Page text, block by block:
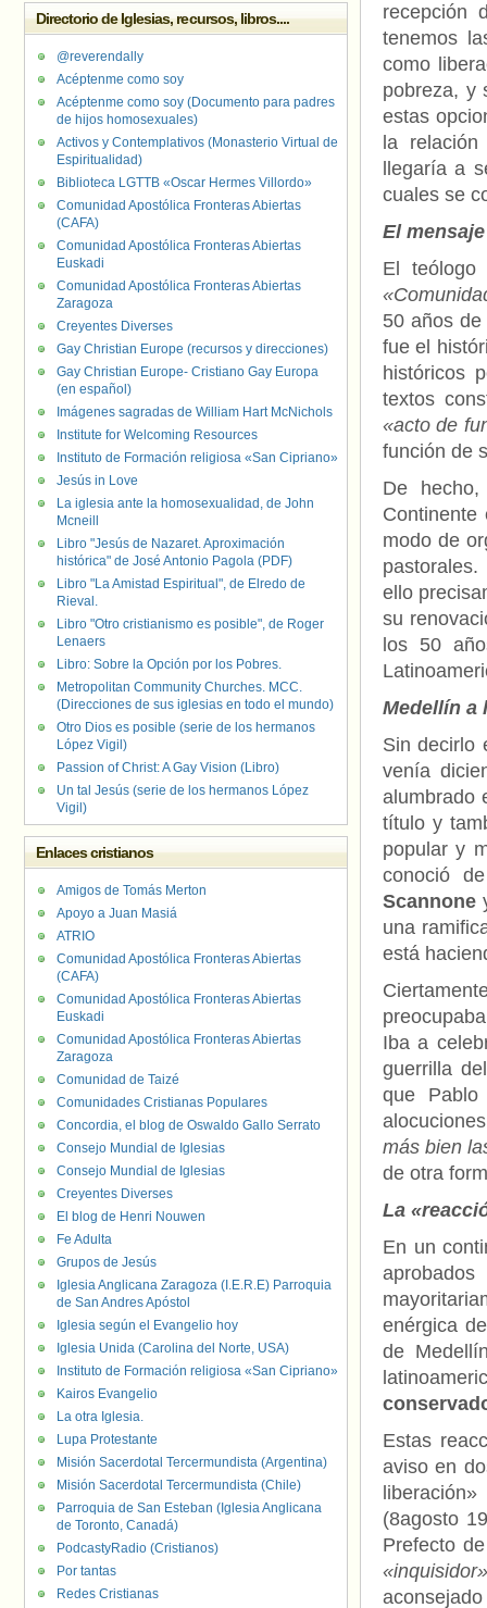
recepción
tenemos
como
pobreza, y
estas
la
llegaría a
cuales se
El
El
50 años
fue el
históricos
textos
«acto de
función de
De
modo de
pastorales.
ello
su
los 50
Medellín a
Sin decirlo
venía
alumbrado
título y
popular y
conoció
Scannone
una
está
Iba a
guerrilla
que
más bien
de otra
La
En un
enérgica
de
Estas
aviso en
(8agosto
Prefecto
«inquisidor»
Directorio de Iglesias, recursos, libros....
@reverendally
Acéptenme como soy
Acéptenme como soy (Documento para padres
de hijos homosexuales)
Activos y Contemplativos (Monasterio Virtual de
Espiritualidad)
Biblioteca LGTTB «Oscar Hermes Villordo»
Comunidad Apostólica Fronteras Abiertas
(CAFA)
Comunidad Apostólica Fronteras Abiertas
Euskadi
Comunidad Apostólica Fronteras Abiertas
Zaragoza
Creyentes Diverses
Gay Christian Europe (recursos y direcciones)
Gay Christian Europe- Cristiano Gay Europa
(en español)
Imágenes sagradas de William Hart McNichols
Institute for Welcoming Resources
Instituto de Formación religiosa «San Cipriano»
Jesús in Love
La iglesia ante la homosexualidad, de John
Mcneill
Libro "Jesús de Nazaret. Aproximación
histórica" de José Antonio Pagola (PDF)
Libro "La Amistad Espiritual", de Elredo de
Rieval.
Libro "Otro cristianismo es posible", de Roger
Lenaers
Libro: Sobre la Opción por los Pobres.
Metropolitan Community Churches. MCC.
(Direcciones de sus iglesias en todo el mundo)
Otro Dios es posible (serie de los hermanos
López Vigil)
Passion of Christ: A Gay Vision (Libro)
Un tal Jesús (serie de los hermanos López
Vigil)
Enlaces cristianos
Amigos de Tomás Merton
Apoyo a Juan Masiá
ATRIO
Comunidad Apostólica Fronteras Abiertas
(CAFA)
Comunidad Apostólica Fronteras Abiertas
Euskadi
Comunidad Apostólica Fronteras Abiertas
Zaragoza
Comunidad de Taizé
Comunidades Cristianas Populares
Concordia, el blog de Oswaldo Gallo Serrato
Consejo Mundial de Iglesias
Consejo Mundial de Iglesias
Creyentes Diverses
El blog de Henri Nouwen
Fe Adulta
Grupos de Jesús
Iglesia Anglicana Zaragoza (I.E.R.E) Parroquia
de San Andres Apóstol
Iglesia según el Evangelio hoy
Iglesia Unida (Carolina del Norte, USA)
Instituto de Formación religiosa «San Cipriano»
Kairos Evangelio
La otra Iglesia.
Lupa Protestante
Misión Sacerdotal Tercermundista (Argentina)
Misión Sacerdotal Tercermundista (Chile)
Parroquia de San Esteban (Iglesia Anglicana
de Toronto, Canadá)
PodcastyRadio (Cristianos)
Por tantas
Redes Cristianas